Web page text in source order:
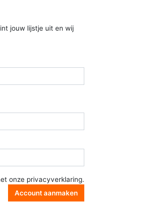
jouw lijstje uit en wij
onze privacyverklaring.
Account aanmaken